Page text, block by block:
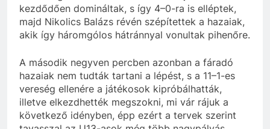
kezdődően domináltak, s így 4–0-ra is elléptek,
majd Nikolics Balázs révén szépítettek a hazaiak,
akik így háromgólos hátránnyal vonultak pihenőre.
A második negyven percben azonban a fáradó
hazaiak nem tudták tartani a lépést, s a 11–1-es
vereség ellenére a játékosok kipróbálhatták,
illetve elkezdhették megszokni, mi vár rájuk a
következő idényben, épp ezért a tervek szerint